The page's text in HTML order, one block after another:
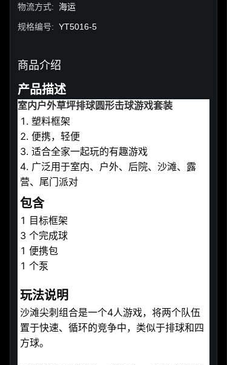
物流方式: 海运
规格编号: YT5016-5
商品介绍
产品描述
室内户外草坪排球圆形击球游戏套装
1. 塑料框架
2. 便携，轻便
3. 适合全家一起玩的有趣游戏
4. 广泛用于室内、户外、后院、沙滩、露
营、尾门派对
包含
1 目标框架
3 个完成球
1 便携包
1 个泵
玩法说明
沙滩尖刺组合是一个4人游戏，将两个队伍
置于快速、循环的竞争中，类似于排球和四
方球。